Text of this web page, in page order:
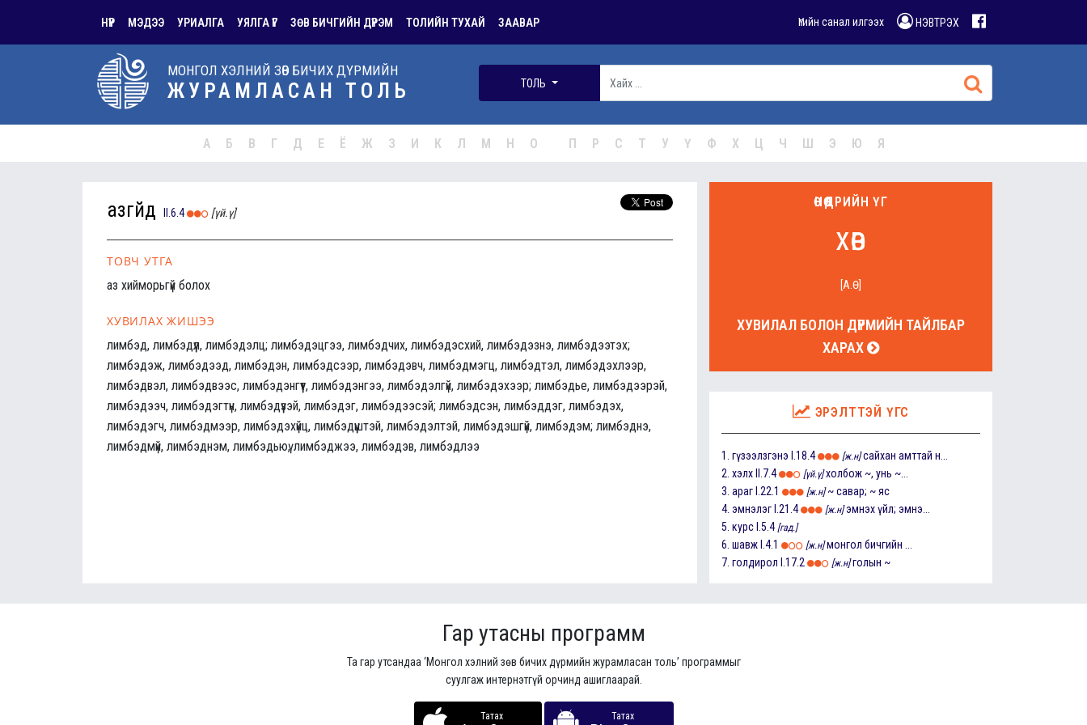
НҮҮР МЭДЭЭ УРИАЛГА УЯЛГА ҮГ ЗӨВ БИЧГИЙН ДҮРЭМ ТОЛИЙН ТУХАЙ ЗААВАР Үгийн санал илгээх НЭВТРЭХ
МОНГОЛ ХЭЛНИЙ ЗӨВ БИЧИХ ДҮРМИЙН
ЖУРАМЛАСАН ТОЛЬ ТОЛЬ
А Б В Г Д Е Ё Ж З И К Л М Н О П Р С Т У Ү Ф Х Ц Ч Ш Э Ю Я
азгүйд II.6.4 [үй.ү]
ТОВЧ УТГА
аз хийморьгүй болох
ХУВИЛАХ ЖИШЭЭ
лимбэд, лимбэдүүл, лимбэдэлц; лимбэдэцгээ, лимбэдчих, лимбэдэсхий, лимбэдэзнэ, лимбэдээтэх;
лимбэдэж, лимбэдээд, лимбэдэн, лимбэдсээр, лимбэдэвч, лимбэдмэгц, лимбэдтэл, лимбэдэхлээр,
лимбэдвэл, лимбэдвээс, лимбэдэнгүүт, лимбэдэнгээ, лимбэдэлгүй, лимбэдэхээр; лимбэдье, лимбэдээрэй,
лимбэдээч, лимбэдэгтүн, лимбэдүүзэй, лимбэдэг, лимбэдээсэй; лимбэдсэн, лимбэддэг, лимбэдэх,
лимбэдэгч, лимбэдмээр, лимбэдэхүйц, лимбэдүүштэй, лимбэдэлтэй, лимбэдэшгүй, лимбэдэм; лимбэднэ,
лимбэдмүй, лимбэднэм, лимбэдьюү, лимбэджээ, лимбэдэв, лимбэдлээ
ӨНӨӨДРИЙН ҮГ
хөв
[А.Ө]
ХУВИЛАЛ БОЛОН ДҮРМИЙН ТАЙЛБАР
ХАРАХ
ЭРЭЛТТЭЙ ҮГС
1. гүзээлзгэнэ I.18.4 [ж.н] сайхан амттай н...
2. хэлх II.7.4 [үй.ү] холбож ~, унь ~...
3. араг I.22.1 [ж.н] ~ савар; ~ яс
4. эмнэлэг I.21.4 [ж.н] эмнэх үйл; эмнэ...
5. курс I.5.4 [гад.]
6. шавж I.4.1 [ж.н] монгол бичгийн ...
7. голдирол I.17.2 [ж.н] голын ~
Гар утасны программ
Та гар утсандаа ‘Монгол хэлний зөв бичих дүрмийн журамласан толь’ программыг
суулгаж интернэтгүй орчинд ашиглаарай.
Татах Татах